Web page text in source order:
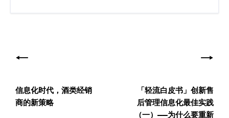
章
航信息化时代，酒类经销
商的新策略
「轻流白皮书」创新售
后管理信息化最佳实践
（一）——为什么要重新